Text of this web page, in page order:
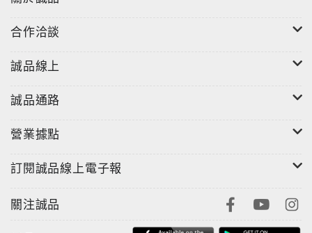
合作洽談
誠品線上
誠品通路
營業據點
訂閱誠品線上電子報
關注誠品